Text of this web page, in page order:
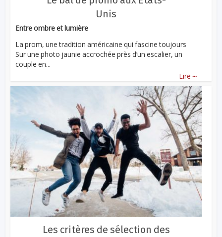
Unis
Entre ombre et lumière
La prom, une tradition américaine qui fascine toujours
Sur une photo jaunie accrochée près d’un escalier, un
couple en...
Lire ...
Les critères de sélection des